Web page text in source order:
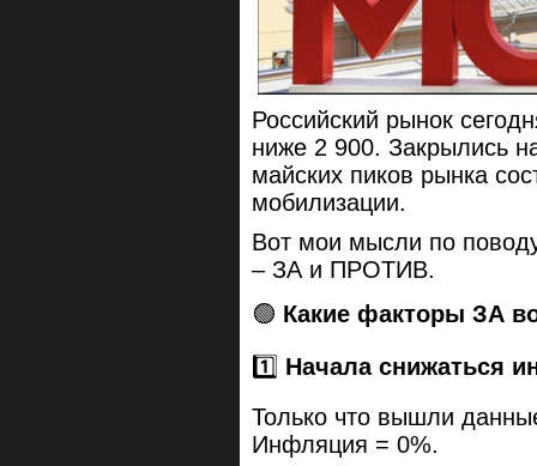
Российский рынок
ниже 2 900. Закрылись
майских пиков рынка
мобилизации.
Вот мои мысли по
– ЗА и ПРОТИВ.
🟢 Какие факторы ЗА
1️⃣ Начала снижаться
Только что вышли
Инфляция = 0%.